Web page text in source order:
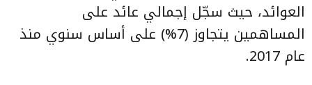
العوائد، حيث سجّل إجمالي عائد على
المساهمين يتجاوز (7%) على أساس سنوي منذ
عام 2017.